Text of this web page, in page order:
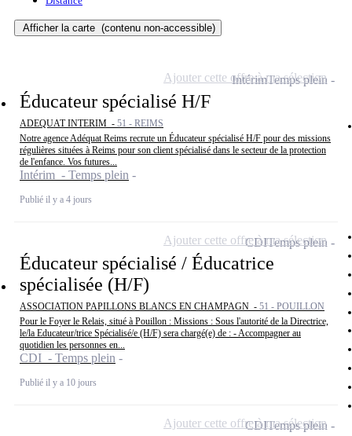
Afficher la carte (contenu non-accessible)
Éducateur spécialisé H/F
ADEQUAT INTERIM - 51 - REIMS
Notre agence Adéquat Reims recrute un Éducateur spécialisé H/F pour des missions
régulières situées à Reims pour son client spécialisé dans le secteur de la protection
de l'enfance. Vos futures...
Intérim - Temps plein
Publié il y a 4 jours
IntérimTemps plein
Ajouter cette offre à ma sélection
Éducateur spécialisé / Éducatrice
spécialisée (H/F)
ASSOCIATION PAPILLONS BLANCS EN CHAMPAGN - 51 - POUILLON
Pour le Foyer le Relais, situé à Pouillon : Missions : Sous l'autorité de la Directrice,
le/la Educateur/trice Spécialisé/e (H/F) sera chargé(e) de : - Accompagner au
quotidien les personnes en...
CDI - Temps plein
Publié il y a 10 jours
CDITemps plein
Ajouter cette offre à ma sélection
CDITemps plein
Ajouter cette offre à ma sélection